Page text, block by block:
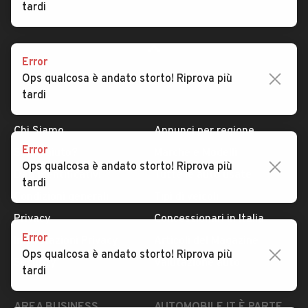
Chi Siamo
Serve aiuto?
Dati identificativi
Privacy
Impostazioni Privacy
Security
Annunci per regione
Tutte le auto usate
Concessionari in Italia
Valutazione auto
tardi
Error
Ops qualcosa è andato storto! Riprova più
tardi
Error
Ops qualcosa è andato storto! Riprova più
tardi
Error
Ops qualcosa è andato storto! Riprova più
tardi